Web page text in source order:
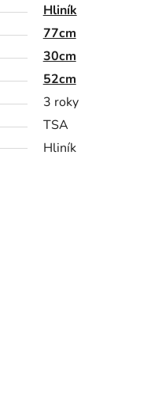
Hliník
77cm
30cm
52cm
3 roky
TSA
Hliník